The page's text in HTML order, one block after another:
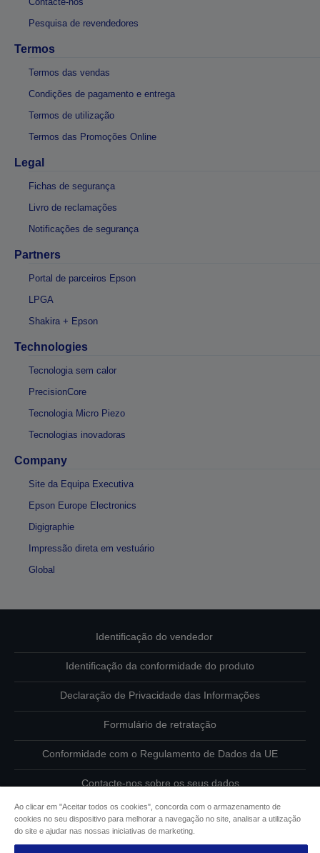
Pesquisa de revendedores
Termos
Termos das vendas
Condições de pagamento e entrega
Termos de utilização
Termos das Promoções Online
Legal
Fichas de segurança
Livro de reclamações
Notificações de segurança
Partners
Portal de parceiros Epson
LPGA
Shakira + Epson
Technologies
Tecnologia sem calor
PrecisionCore
Tecnologia Micro Piezo
Tecnologias inovadoras
Company
Site da Equipa Executiva
Epson Europe Electronics
Digigraphie
Impressão direta em vestuário
Global
Identificação do vendedor
Identificação da conformidade do produto
Declaração de Privacidade das Informações
Formulário de retratação
Conformidade com o Regulamento de Dados da UE
Contacte-nos sobre os seus dados
Informações sobre cookies
Ao clicar em "Aceitar todos os cookies", concorda com o armazenamento de
cookies no seu dispositivo para melhorar a navegação no site, analisar a utilização
do site e ajudar nas nossas iniciativas de marketing.